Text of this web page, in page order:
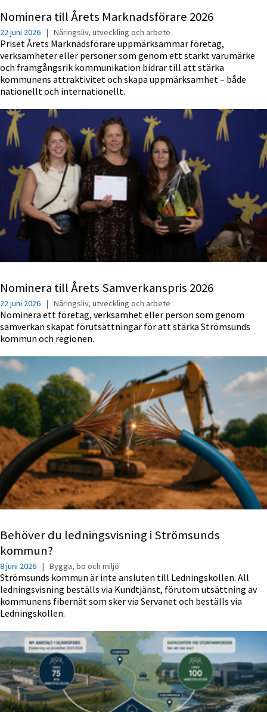
Nominera till Årets Marknadsförare 2026
22 juni 2026 | Näringsliv, utveckling och arbete
Priset Årets Marknadsförare uppmärksammar företag,
verksamheter eller personer som genom ett starkt varumärke
och framgångsrik kommunikation bidrar till att stärka
kommunens attraktivitet och skapa uppmärksamhet – både
nationellt och internationellt.
Nominera till Årets Samverkanspris 2026
22 juni 2026 | Näringsliv, utveckling och arbete
Nominera ett företag, verksamhet eller person som genom
samverkan skapat förutsättningar för att stärka Strömsunds
kommun och regionen.
Behöver du ledningsvisning i Strömsunds
kommun?
8 juni 2026 | Bygga, bo och miljö
Strömsunds kommun är inte ansluten till Ledningskollen. All
ledningsvisning beställs via Kundtjänst, förutom utsättning av
kommunens fibernät som sker via Servanet och beställs via
Ledningskollen.